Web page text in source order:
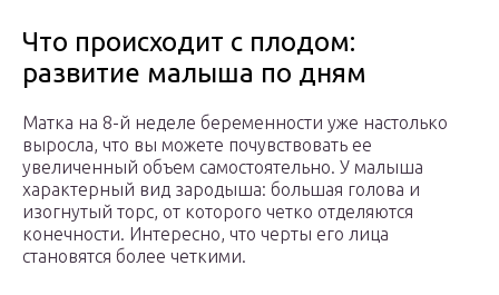
Что происходит с плодом:
развитие малыша по дням
Матка на 8-й неделе беременности уже настолько
выросла, что вы можете почувствовать ее
увеличенный объем самостоятельно. У малыша
характерный вид зародыша: большая голова и
изогнутый торс, от которого четко отделяются
конечности. Интересно, что черты его лица
становятся более четкими.